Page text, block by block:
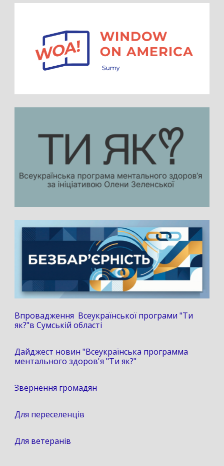
Впровадження Всеукраїнської програми "Ти
як?"в Сумській області
Дайджест новин "Всеукраїнська программа
ментального здоров'я "Ти як?"
Звернення громадян
Для переселенців
Для ветеранів